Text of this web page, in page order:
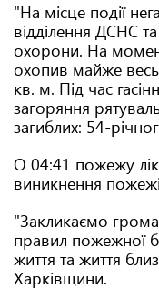
"На місце події
відділення ДСНС
охорони. На
охопив майже
кв. м. Під час
загоряння
загиблих: 54-
О 04:41 пожежу
виникнення
"Закликаємо
правил пожежної
життя та життя
Харківщини.